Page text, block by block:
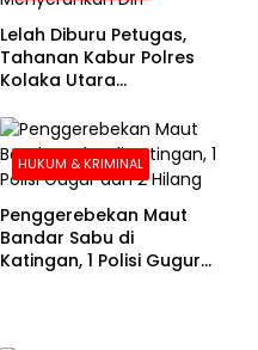
Lelah Diburu Petugas,
Tahanan Kabur Polres
Kolaka Utara
HUKUM & KRIMINAL
Penggerebekan Maut
Bandar Sabu di
Katingan, 1 Polisi Gugur